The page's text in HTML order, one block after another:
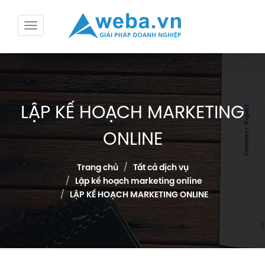
LẬP KẾ HOẠCH MARKETING
ONLINE
Trang chủ
Tất cả dịch vụ
Lập kế hoạch marketing online
LẬP KẾ HOẠCH MARKETING ONLINE